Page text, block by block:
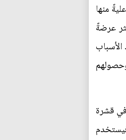
منها
عرضةً
الأسباب
في قشرة